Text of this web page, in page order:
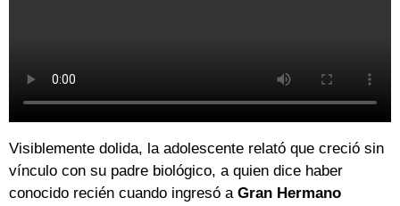
Visiblemente dolida, la adolescente relató que creció sin
vínculo con su padre biológico, a quien dice haber
conocido recién cuando ingresó a Gran Hermano